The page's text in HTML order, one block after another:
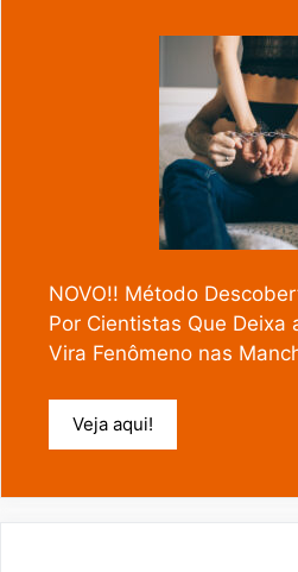
NOVO!! Método
Por Cientistas Que Deixa
Vira Fenômeno nas
Veja aqui!